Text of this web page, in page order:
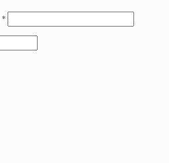
*Обязательно